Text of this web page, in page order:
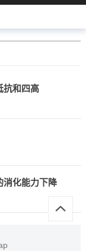
抗和四高
消化能力下降